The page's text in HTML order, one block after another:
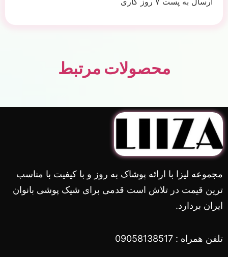
محصولات مرتبط
مجموعه لیزا با ارائه پوشاک به روز و با کیفیت با مناسب
ترین قیمت در تلاش است قدمی برای شیک پوشی بانوان
ایران بردارد.
تلفن همراه : 09058138517